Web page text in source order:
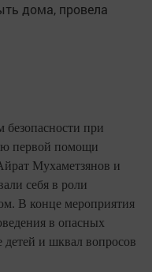
дома, провела
безопасности при
первой помощи
Мухаметзянов и
себя в роли
В конце мероприятия
в опасных
и шквал вопросов